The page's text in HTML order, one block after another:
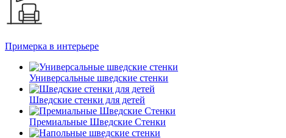
Примерка в интерьере
Универсальные шведские стенки
Шведские стенки для детей
Премиальные Шведские Стенки